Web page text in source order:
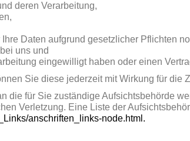
deren Verarbeitung,
Daten aufgrund gesetzlicher Pflichten
uns und
eingewilligt haben oder einen
Sie diese jederzeit mit Wirkung für die
die für Sie zuständige Aufsichtsbehörde
Verletzung. Eine Liste der
anschriften_links-node.html.